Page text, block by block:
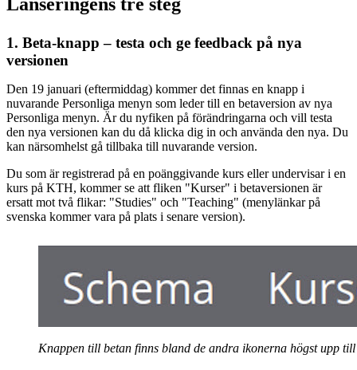
1. Beta-knapp – testa och ge feedback på nya
versionen
Den 19 januari (eftermiddag) kommer det finnas en knapp i
nuvarande Personliga menyn som leder till en betaversion av nya
Personliga menyn. Är du nyfiken på förändringarna och vill testa
den nya versionen kan du då klicka dig in och använda den nya. Du
kan närsomhelst gå tillbaka till nuvarande version.
Du som är registrerad på en poänggivande kurs eller undervisar i en
kurs på KTH, kommer se att fliken "Kurser" i betaversionen är
ersatt mot två flikar: "Studies" och "Teaching" (menylänkar på
svenska kommer vara på plats i senare version).
Knappen till betan finns bland de andra ikonerna högst upp